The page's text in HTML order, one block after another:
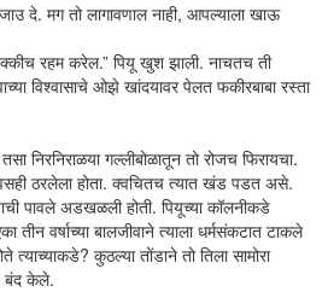
जाउ दे. मग तो लागावणाल नाही, आपल्याला खाऊ
रहम करेल.” पियू खुश झाली. नाचतच ती
विश्वासाचे ओझे खांदयावर पेलत फकीरबाबा रस्ता
निरनिराळया गल्लीबोळातून तो रोजच फिरायचा.
ठरलेला होता. क्वचितच त्यात खंड पडत असे.
पावले अडखळली होती. पियूच्या कॉलनीकडे
तीन वर्षाच्या बालजीवाने त्याला धर्मसंकटात टाकले
त्याच्याकडे? कुठल्या तोंडाने तो तिला सामोरा
बंद केले.